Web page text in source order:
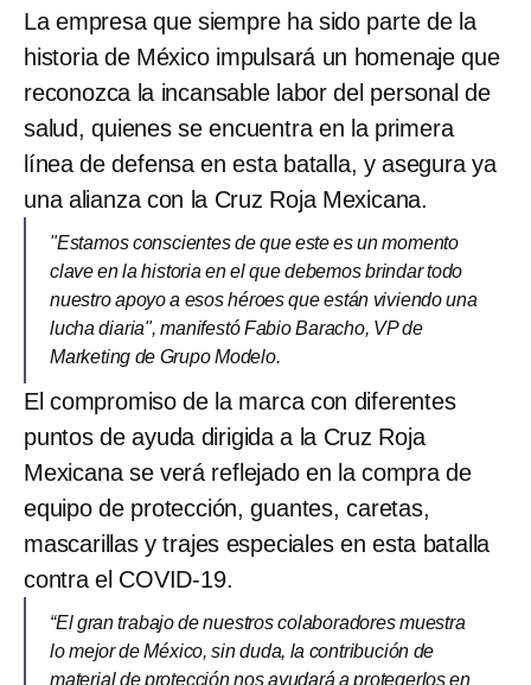
La empresa que siempre ha sido parte de la
historia de México impulsará un homenaje que
reconozca la incansable labor del personal de
salud, quienes se encuentra en la primera
línea de defensa en esta batalla, y asegura ya
una alianza con la Cruz Roja Mexicana.
"Estamos conscientes de que este es un momento
clave en la historia en el que debemos brindar todo
nuestro apoyo a esos héroes que están viviendo una
lucha diaria", manifestó Fabio Baracho, VP de
Marketing de Grupo Modelo.
El compromiso de la marca con diferentes
puntos de ayuda dirigida a la Cruz Roja
Mexicana se verá reflejado en la compra de
equipo de protección, guantes, caretas,
mascarillas y trajes especiales en esta batalla
contra el COVID-19.
“El gran trabajo de nuestros colaboradores muestra
lo mejor de México, sin duda, la contribución de
material de protección nos ayudará a protegerlos en